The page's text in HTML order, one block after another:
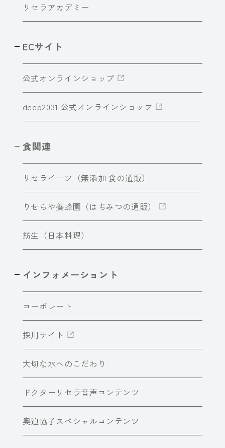
リセラアカデミー
ECサイト
公式オンラインショップ
deep2031 公式オンラインショップ
食関連
リセライーツ（無添加 食の通販）
りせらや養蜂園（はちみつの通販）
紡生（日本料理）
インフォメーショント
コーポレート
採用サイト
大切な水へのこだわり
ドクターリセラ音声コンテンツ
奥迫協子スペシャルコンテンツ